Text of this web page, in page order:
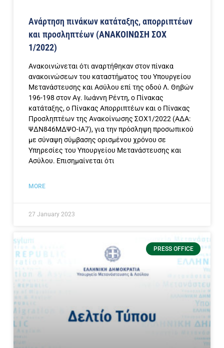
Ανάρτηση πινάκων κατάταξης, απορριπτέων
και προσληπτέων (ΑΝΑΚΟΙΝΩΣΗ ΣΟΧ
1/2022)
Ανακοινώνεται ότι αναρτήθηκαν στον πίνακα
ανακοινώσεων του καταστήματος του Υπουργείου
Μετανάστευσης και Ασύλου επί της οδού Λ. Θηβών
196-198 στον Αγ. Ιωάννη Ρέντη, ο Πίνακας
κατάταξης, ο Πίνακας Απορριπτέων και ο Πίνακας
Προσληπτέων της Ανακοίνωσης ΣΟΧ1/2022 (ΑΔΑ:
ΨΔΝ846ΜΔΨΟ-ΙΑ7), για την πρόσληψη προσωπικού
με σύναψη σύμβασης ορισμένου χρόνου σε
Υπηρεσίες του Υπουργείου Μετανάστευσης και
Ασύλου. Επισημαίνεται ότι
MORE
27 January 2023
PRESS OFFICE